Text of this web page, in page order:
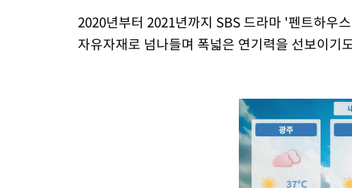
2020년부터 2021년까지 SBS 드라마 '펜트하우
자유자재로 넘나들며 폭넓은 연기력을 선보이기